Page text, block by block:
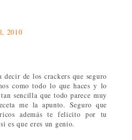
2010
decir de los crackers que seguro
como todo lo que haces y lo
sencilla que todo parece muy
me la apunto. Seguro que
además te felicito por tu
es que eres un genio.